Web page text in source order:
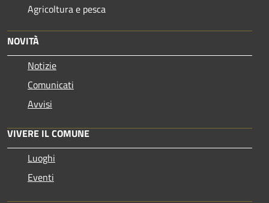
Agricoltura e pesca
NOVITÀ
Notizie
Comunicati
Avvisi
VIVERE IL COMUNE
Luoghi
Eventi